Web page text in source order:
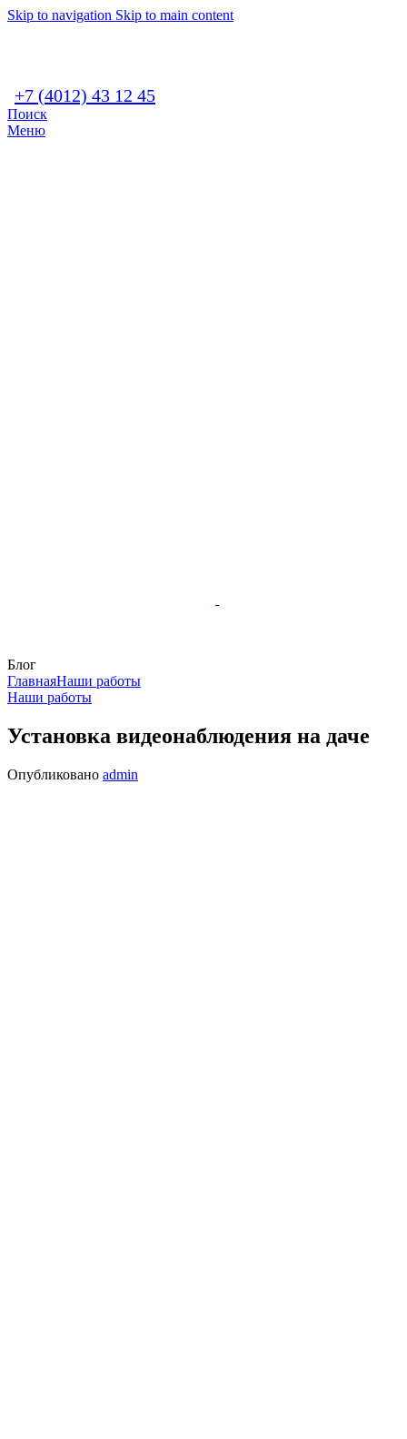
Skip to navigation Skip to main content
+7 (4012) 43 12 45
Поиск
Меню
Блог
ГлавнаяНаши работы
Наши работы
Установка видеонаблюдения на даче
Опубликовано admin